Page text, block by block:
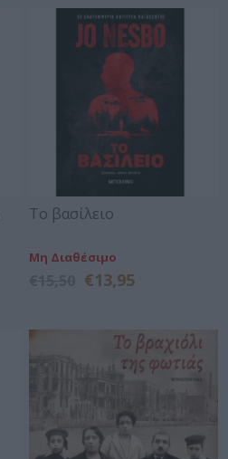
Το βασίλειο
Μη Διαθέσιμο
€13,95